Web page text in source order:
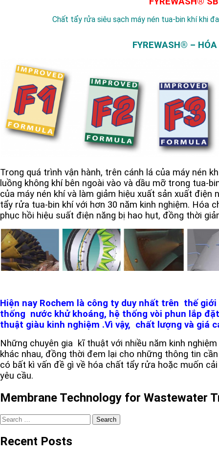
Chất tẩy rửa siêu sạch máy nén tua-bin khí khi
FYREWASH® –
Trong quá trình vận hành, trên cánh lá của máy nén
luồng không khí bên ngoài vào và dầu mỡ trong tua-
của máy nén khí và làm giảm hiệu xuất sản xuất
tẩy rửa tua-bin khí với hơn 30 năm kinh nghiệm. Hóa
phục hồi hiệu suất điện năng bị hao hụt, đồng thời
Hiện nay Rochem là công ty duy nhất trên thế
thống nước khử khoáng, hệ thống vòi phun lắp
thuật giàu kinh nghiệm .Vì vậy, chất lượng và giá
Những chuyên gia kĩ thuật với nhiều năm kinh
khác nhau, đồng thời đem lại cho những thông tin
có bất kì vấn đề gì về hóa chất tẩy rửa hoặc muốn
yêu cầu.
Membrane Technology for Wastewater
Search
for:
Recent Posts